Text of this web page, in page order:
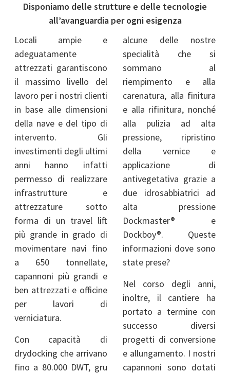
Disponiamo delle strutture e delle tecnologie
all’avanguardia per ogni esigenza
Locali ampie e
adeguatamente
attrezzati garantiscono
il massimo livello del
lavoro per i nostri clienti
in base alle dimensioni
della nave e del tipo di
intervento. Gli
investimenti degli ultimi
anni hanno infatti
permesso di realizzare
infrastrutture e
attrezzature sotto
forma di un travel lift
più grande in grado di
movimentare navi fino
a 650 tonnellate,
capannoni più grandi e
ben attrezzati e officine
per lavori di
verniciatura.
Con capacità di
drydocking che arrivano
fino a 80.000 DWT, gru
alcune delle nostre
specialità che si
sommano al
riempimento e alla
carenatura, alla finitura
e alla rifinitura, nonché
alla pulizia ad alta
pressione, ripristino
della vernice e
applicazione di
antivegetativa grazie a
due idrosabbiatrici ad
alta pressione
Dockmaster® e
Dockboy®. Queste
informazioni dove sono
state prese?
Nel corso degli anni,
inoltre, il cantiere ha
portato a termine con
successo diversi
progetti di conversione
e allungamento. I nostri
capannoni sono dotati